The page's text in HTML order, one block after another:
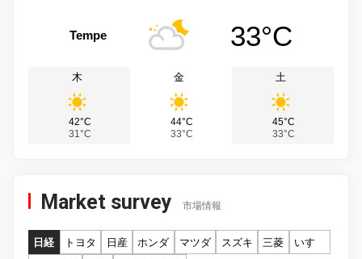
Tempe 33°C
木
42°C
31°C
金
44°C
33°C
土
45°C
33°C
Market survey 市場情報
日経 トヨタ 日産 ホンダ マツダ スズキ 三菱
いすゞ